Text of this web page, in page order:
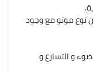
نوع مونو مع وجود
و التسارع و